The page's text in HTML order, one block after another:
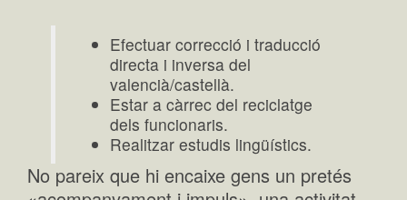
Efectuar correcció i traducció
directa i inversa del
valencià/castellà.
Estar a càrrec del reciclatge
dels funcionaris.
Realitzar estudis lingüístics.
No pareix que hi encaixe gens un pretés